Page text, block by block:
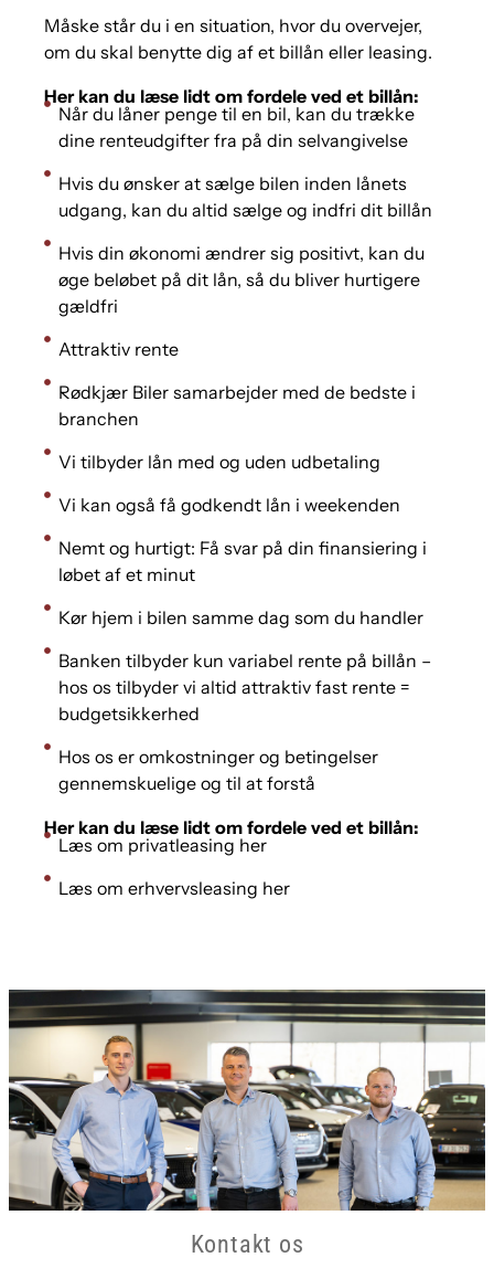
Måske står du i en situation, hvor du overvejer,
om du skal benytte dig af et billån eller leasing.
Her kan du læse lidt om fordele ved et billån:
Når du låner penge til en bil, kan du trække
dine renteudgifter fra på din selvangivelse
Hvis du ønsker at sælge bilen inden lånets
udgang, kan du altid sælge og indfri dit billån
Hvis din økonomi ændrer sig positivt, kan du
øge beløbet på dit lån, så du bliver hurtigere
gældfri
Attraktiv rente
Rødkjær Biler samarbejder med de bedste i
branchen
Vi tilbyder lån med og uden udbetaling
Vi kan også få godkendt lån i weekenden
Nemt og hurtigt: Få svar på din finansiering i
løbet af et minut
Kør hjem i bilen samme dag som du handler
Banken tilbyder kun variabel rente på billån –
hos os tilbyder vi altid attraktiv fast rente =
budgetsikkerhed
Hos os er omkostninger og betingelser
gennemskuelige og til at forstå
Her kan du læse lidt om fordele ved et billån:
Læs om privatleasing her
Læs om erhvervsleasing her
Kontakt os